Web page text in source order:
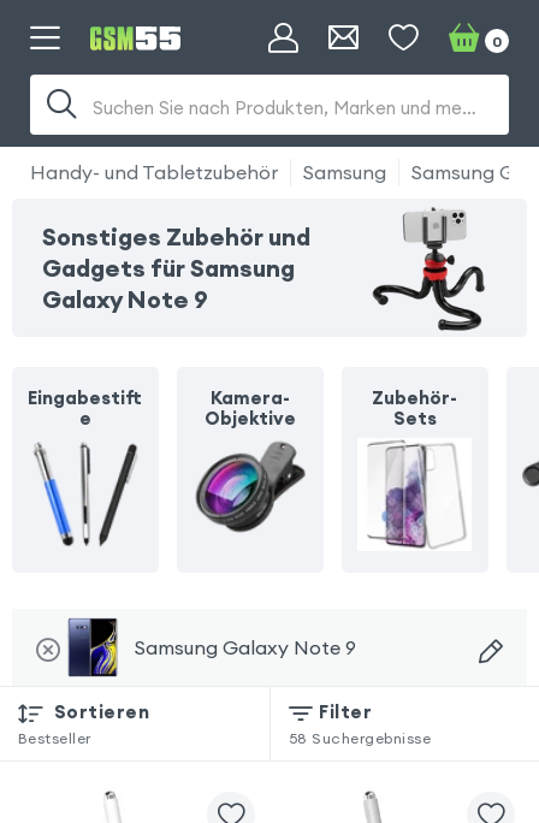
Suchen Sie nach Produkten, Marken und mehr...
0
Handy- und Tabletzubehör Samsung Samsung
Sonstiges Zubehör und
Gadgets für Samsung
Galaxy Note 9
Eingabestift
e
Kamera-
Objektive
Zubehör-
Sets
Samsung Galaxy Note 9
Sortieren
Bestseller
Filter
58 Suchergebnisse